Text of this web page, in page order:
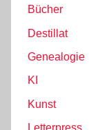
Bücher
Destillat
Genealogie
KI
Kunst